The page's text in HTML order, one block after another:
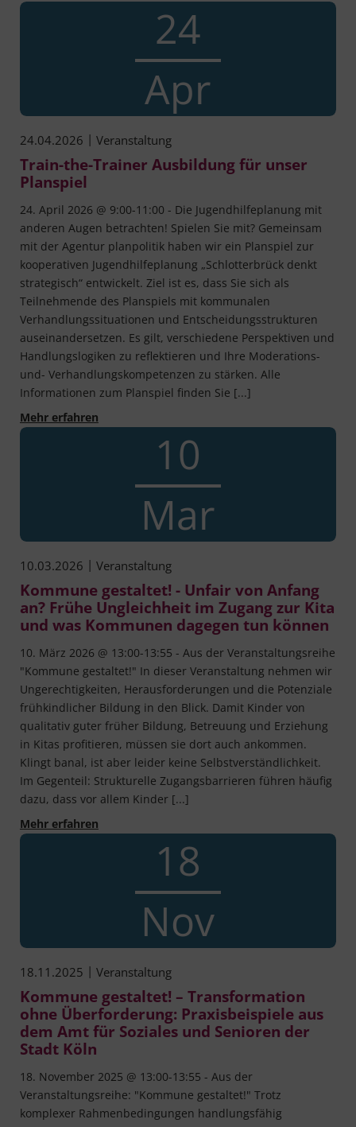
24
Apr
24.04.2026 | Veranstaltung
Train-the-Trainer Ausbildung für unser
Planspiel
24. April 2026 @ 9:00-11:00 - Die Jugendhilfeplanung mit
anderen Augen betrachten! Spielen Sie mit? Gemeinsam
mit der Agentur planpolitik haben wir ein Planspiel zur
kooperativen Jugendhilfeplanung „Schlotterbrück denkt
strategisch“ entwickelt. Ziel ist es, dass Sie sich als
Teilnehmende des Planspiels mit kommunalen
Verhandlungssituationen und Entscheidungsstrukturen
auseinandersetzen. Es gilt, verschiedene Perspektiven und
Handlungslogiken zu reflektieren und Ihre Moderations-
und- Verhandlungskompetenzen zu stärken. Alle
Informationen zum Planspiel finden Sie [...]
Mehr erfahrenTrain-the-Trainer Ausbildung für unser
10
Mar
10.03.2026 | Veranstaltung
Kommune gestaltet! - Unfair von Anfang
an? Frühe Ungleichheit im Zugang zur Kita
und was Kommunen dagegen tun können
10. März 2026 @ 13:00-13:55 - Aus der Veranstaltungsreihe
"Kommune gestaltet!" In dieser Veranstaltung nehmen wir
Ungerechtigkeiten, Herausforderungen und die Potenziale
frühkindlicher Bildung in den Blick. Damit Kinder von
qualitativ guter früher Bildung, Betreuung und Erziehung
in Kitas profitieren, müssen sie dort auch ankommen.
Klingt banal, ist aber leider keine Selbstverständlichkeit.
Im Gegenteil: Strukturelle Zugangsbarrieren führen häufig
dazu, dass vor allem Kinder [...]
Mehr erfahrenKommune gestaltet! - Unfair von Anfang an?
18
Nov
18.11.2025 | Veranstaltung
Kommune gestaltet! – Transformation
ohne Überforderung: Praxisbeispiele aus
dem Amt für Soziales und Senioren der
Stadt Köln
18. November 2025 @ 13:00-13:55 - Aus der
Veranstaltungsreihe: "Kommune gestaltet!" Trotz
komplexer Rahmenbedingungen handlungsfähig